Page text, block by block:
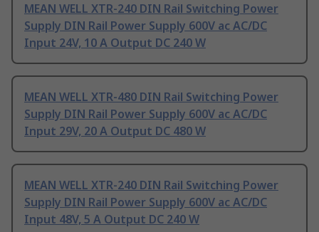
MEAN WELL XTR-240 DIN Rail Switching Power
Supply DIN Rail Power Supply 600V ac AC/DC
Input 24V, 10 A Output DC 240 W
MEAN WELL XTR-480 DIN Rail Switching Power
Supply DIN Rail Power Supply 600V ac AC/DC
Input 29V, 20 A Output DC 480 W
MEAN WELL XTR-240 DIN Rail Switching Power
Supply DIN Rail Power Supply 600V ac AC/DC
Input 48V, 5 A Output DC 240 W